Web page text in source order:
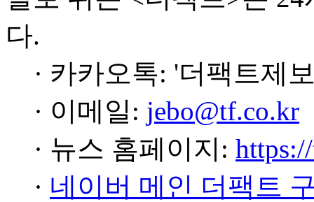
다.
· 카카오톡: '더팩트제
· 이메일: jebo@tf.co.kr
· 뉴스 홈페이지:
· 네이버 메인 더팩트